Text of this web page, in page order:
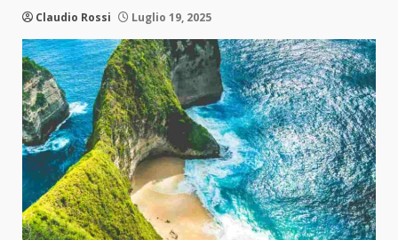
Claudio Rossi Luglio 19, 2025